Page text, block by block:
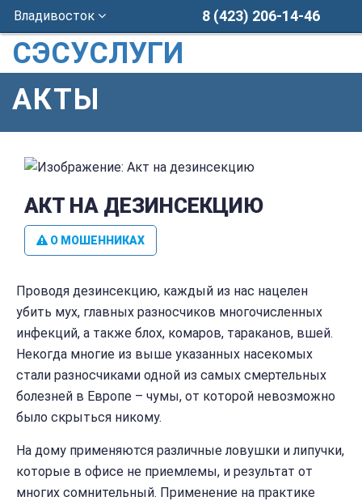
Владивосток 8 (423) 206-14-46
СЭСУСЛУГИ
АКТЫ
АКТ НА ДЕЗИНСЕКЦИЮ
О МОШЕННИКАХ
Проводя дезинсекцию, каждый из нас нацелен
убить мух, главных разносчиков многочисленных
инфекций, а также блох, комаров, тараканов, вшей.
Некогда многие из выше указанных насекомых
стали разносчиками одной из самых смертельных
болезней в Европе – чумы, от которой невозможно
было скрыться никому.
На дому применяются различные ловушки и липучки,
которые в офисе не приемлемы, и результат от
многих сомнительный. Применение на практике